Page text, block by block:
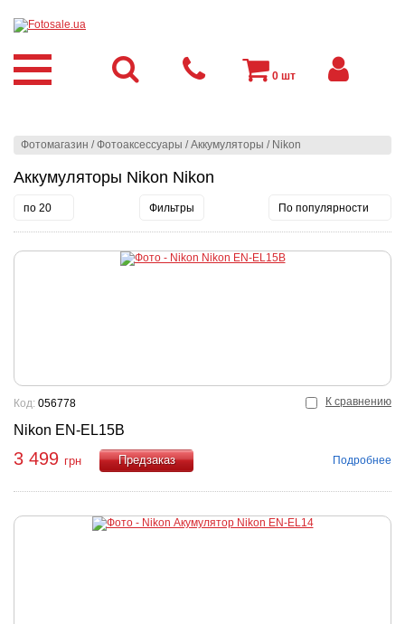
Фотомагазин /Фотоаксессуары /Аккумуляторы / Nikon
Аккумуляторы Nikon Nikon
по 20 Фильтры По популярности
К сравнению
Nikon EN-EL15B
Код: 056778
3 499 грн
Подробнее
0 шт